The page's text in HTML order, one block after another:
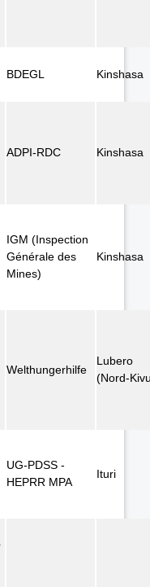
BDEGL Kinshasa
ADPI-RDC Kinshasa
IGM (Inspection
Générale des
Mines)
Kinshasa
Welthungerhilfe
Lubero
(Nord-
UG-PDSS -
HEPRR MPA
Ituri